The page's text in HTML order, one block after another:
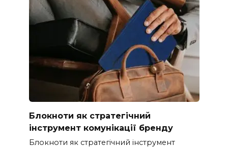
Блокноти як стратегічний
інструмент комунікації бренду
Блокноти як стратегічний інструмент